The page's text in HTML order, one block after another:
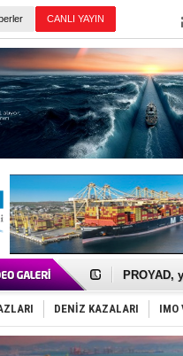
İTU AUV,
PROYAD,
Türkiye-
Türk
Deniz
DÖDER,
DENİZ KAZALARI IMO